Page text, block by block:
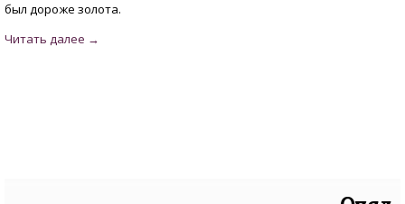
был дороже золота.